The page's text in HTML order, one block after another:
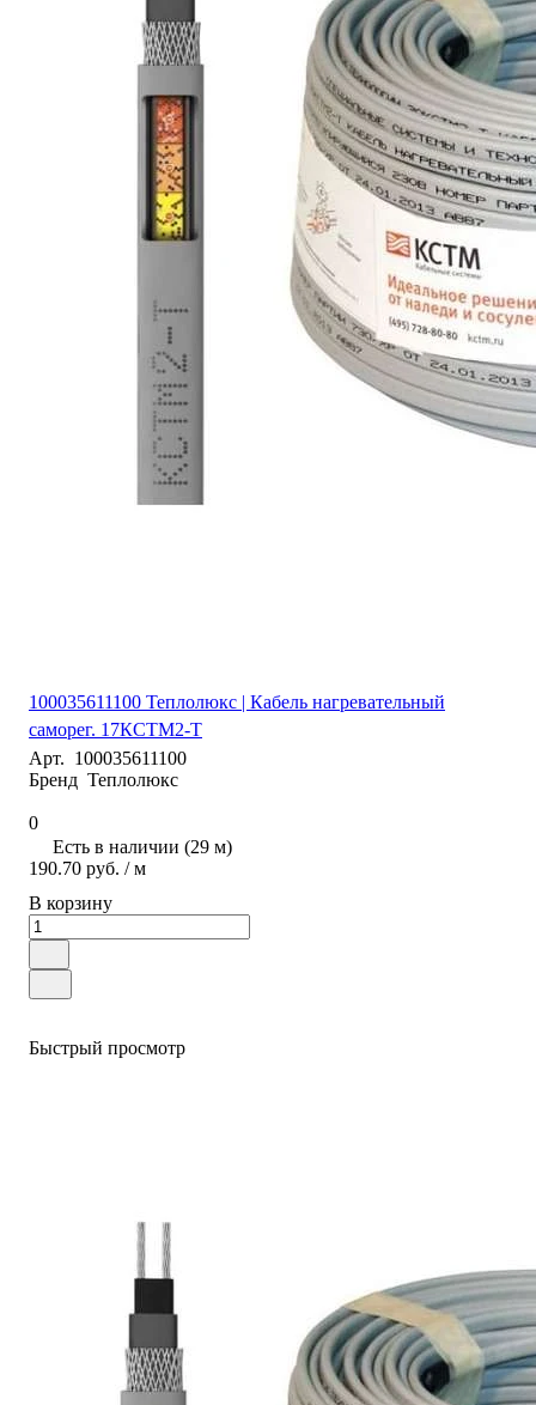
100035611100 Теплолюкс | Кабель нагревательный
саморег. 17КСТМ2-Т
Арт. 100035611100
Бренд Теплолюкс
0
Есть в наличии (29 м)
190.70 руб. / м
В корзину
Быстрый просмотр